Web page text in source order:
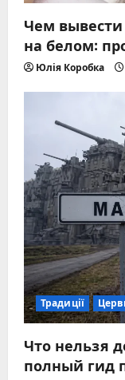
Чем
на белом:
Юлія Коробка
Традиції
Что нельзя
полный гид